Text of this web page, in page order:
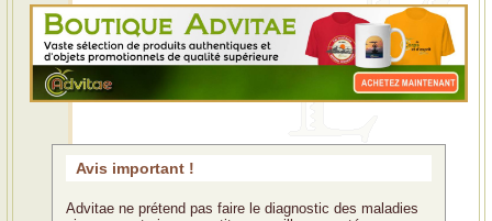
Avis important !
Advitae ne prétend pas faire le diagnostic des maladies